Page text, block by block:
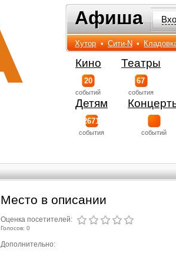
Афиша
Афиша
Хутор • Сити-N •
Кино
20
событий
Театры
67
события
Детям
2671
события событий
Место в описании
Оценка посетителей:
Голосов: 0
Дополнительно: